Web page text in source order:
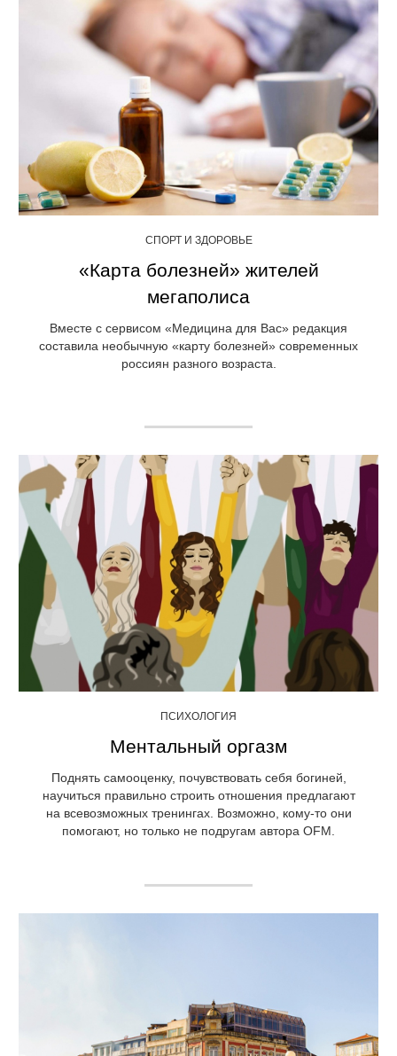
СПОРТ И ЗДОРОВЬЕ
«Карта болезней» жителей
мегаполиса
Вместе с сервисом «Медицина для Вас» редакция
составила необычную «карту болезней» современных
россиян разного возраста.
ПСИХОЛОГИЯ
Ментальный оргазм
Поднять самооценку, почувствовать себя богиней,
научиться правильно строить отношения предлагают
на всевозможных тренингах. Возможно, кому-то они
помогают, но только не подругам автора OFM.